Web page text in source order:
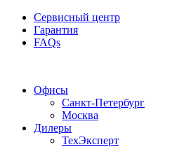
Сервисный центр
Гарантия
FAQs
Офисы
Санкт-Петербург
Москва
Дилеры
ТехЭксперт